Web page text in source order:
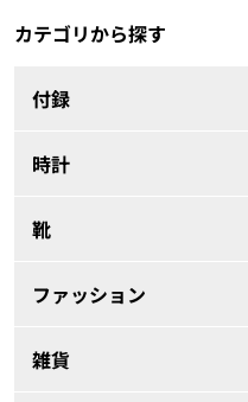
カテゴリから探す
付録
時計
靴
ファッション
雑貨